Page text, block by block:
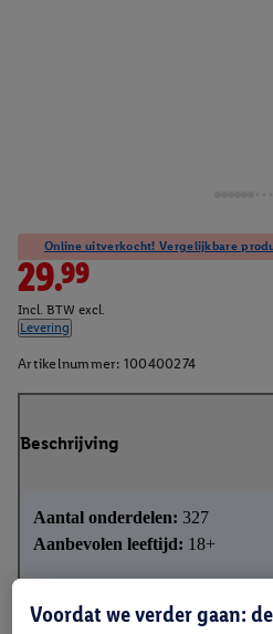
Online uitverkocht! Vergelijkbare
29.99
Incl. BTW excl.
Levering
Artikelnummer: 100400274
Beschrijving
Aantal onderdelen: 327
Aanbevolen leeftijd: 18+
Voordat we verder gaan: